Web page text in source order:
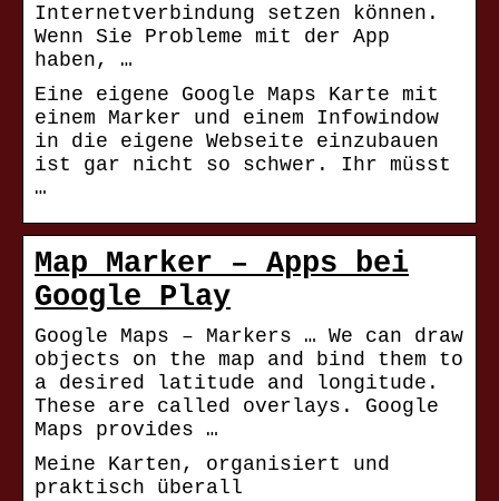
Internetverbindung setzen können.
Wenn Sie Probleme mit der App
haben, …
Eine eigene Google Maps Karte mit
einem Marker und einem Infowindow
in die eigene Webseite einzubauen
ist gar nicht so schwer. Ihr müsst
…
Map Marker – Apps bei
Google Play
Google Maps – Markers … We can draw
objects on the map and bind them to
a desired latitude and longitude.
These are called overlays. Google
Maps provides …
Meine Karten, organisiert und
praktisch überall